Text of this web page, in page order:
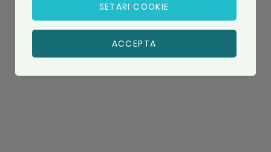
ACCEPTA
SETARI COOKIE